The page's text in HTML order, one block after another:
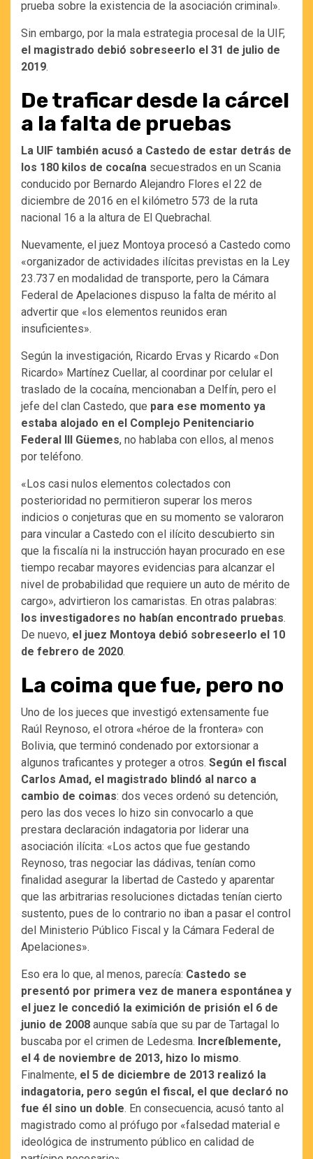
prueba sobre la existencia de la asociación criminal».
Sin embargo, por la mala estrategia procesal de la UIF,
el magistrado debió sobreseerlo el 31 de julio de
2019.
De traficar desde la cárcel
a la falta de pruebas
La UIF también acusó a Castedo de estar detrás de
los 180 kilos de cocaína secuestrados en un Scania
conducido por Bernardo Alejandro Flores el 22 de
diciembre de 2016 en el kilómetro 573 de la ruta
nacional 16 a la altura de El Quebrachal.
Nuevamente, el juez Montoya procesó a Castedo como
«organizador de actividades ilícitas previstas en la Ley
23.737 en modalidad de transporte, pero la Cámara
Federal de Apelaciones dispuso la falta de mérito al
advertir que «los elementos reunidos eran
insuficientes».
Según la investigación, Ricardo Ervas y Ricardo «Don
Ricardo» Martínez Cuellar, al coordinar por celular el
traslado de la cocaína, mencionaban a Delfín, pero el
jefe del clan Castedo, que para ese momento ya
estaba alojado en el Complejo Penitenciario
Federal III Güemes, no hablaba con ellos, al menos
por teléfono.
«Los casi nulos elementos colectados con
posterioridad no permitieron superar los meros
indicios o conjeturas que en su momento se valoraron
para vincular a Castedo con el ilícito descubierto sin
que la fiscalía ni la instrucción hayan procurado en ese
tiempo recabar mayores evidencias para alcanzar el
nivel de probabilidad que requiere un auto de mérito de
cargo», advirtieron los camaristas. En otras palabras:
los investigadores no habían encontrado pruebas.
De nuevo, el juez Montoya debió sobreseerlo el 10
de febrero de 2020.
La coima que fue, pero no
Uno de los jueces que investigó extensamente fue
Raúl Reynoso, el otrora «héroe de la frontera» con
Bolivia, que terminó condenado por extorsionar a
algunos traficantes y proteger a otros. Según el fiscal
Carlos Amad, el magistrado blindó al narco a
cambio de coimas: dos veces ordenó su detención,
pero las dos veces lo hizo sin convocarlo a que
prestara declaración indagatoria por liderar una
asociación ilícita: «Los actos que fue gestando
Reynoso, tras negociar las dádivas, tenían como
finalidad asegurar la libertad de Castedo y aparentar
que las arbitrarias resoluciones dictadas tenían cierto
sustento, pues de lo contrario no iban a pasar el control
del Ministerio Público Fiscal y la Cámara Federal de
Apelaciones».
Eso era lo que, al menos, parecía: Castedo se
presentó por primera vez de manera espontánea y
el juez le concedió la eximición de prisión el 6 de
junio de 2008 aunque sabía que su par de Tartagal lo
buscaba por el crimen de Ledesma. Increíblemente,
el 4 de noviembre de 2013, hizo lo mismo.
Finalmente, el 5 de diciembre de 2013 realizó la
indagatoria, pero según el fiscal, el que declaró no
fue él sino un doble. En consecuencia, acusó tanto al
magistrado como al prófugo por «falsedad material e
ideológica de instrumento público en calidad de